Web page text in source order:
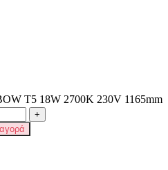
T5 18W 2700K 230V 1165mm